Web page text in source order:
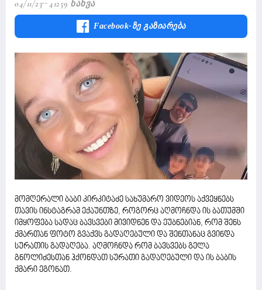
04/11/23 41259 Ნახვა
Facebook-Ზე Გაზიარება
მომღერალი ბაბი კირკიტაძე სახუმარო ვიდეოს აქვეყნებს
თავის ინსტაგრამ ექაუნთზე, როგორც აღმოჩნდა ის ბათუმში
იმყოფება სადაც ბავსვები მივიდნენ და ეუბნებიან, რომ შენს
ქმართან ფოტო გვაქვს გადაღებული და შენთანაც გვინდა
სურათის გადაღება. აღმოჩნდა რომ ბავსვებს გელა
გნოლიძესთან ჰქონდათ სურათი გადაღებული და ის ბაბის
ქმარი ეგონათ.